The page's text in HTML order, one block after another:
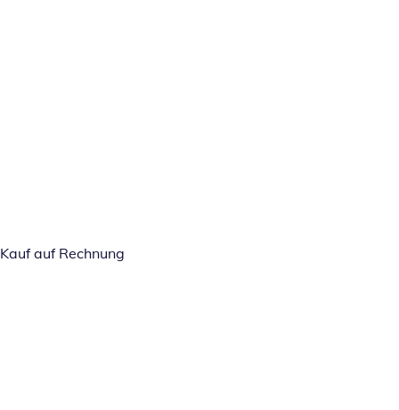
Kauf auf Rechnung